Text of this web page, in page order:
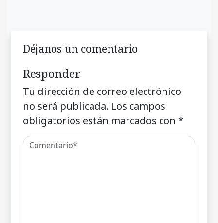
Déjanos un comentario
Responder
Tu dirección de correo electrónico
no será publicada. Los campos
obligatorios están marcados con *